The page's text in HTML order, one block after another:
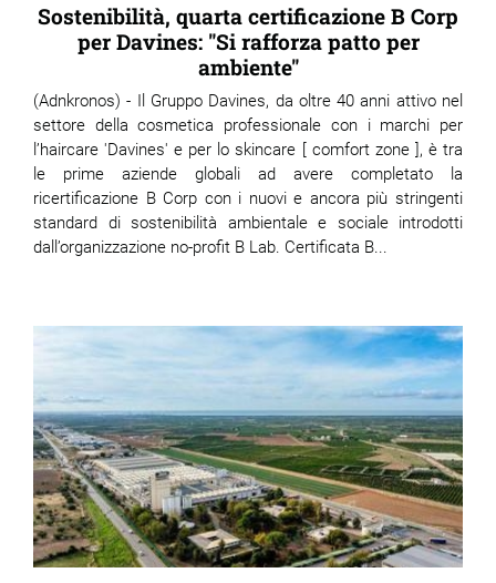
Sostenibilità, quarta certificazione B Corp
per Davines: "Si rafforza patto per
ambiente"
(Adnkronos) - Il Gruppo Davines, da oltre 40 anni attivo nel
settore della cosmetica professionale con i marchi per
l’haircare 'Davines' e per lo skincare [ comfort zone ], è tra
le prime aziende globali ad avere completato la
ricertificazione B Corp con i nuovi e ancora più stringenti
standard di sostenibilità ambientale e sociale introdotti
dall’organizzazione no-profit B Lab. Certificata B...